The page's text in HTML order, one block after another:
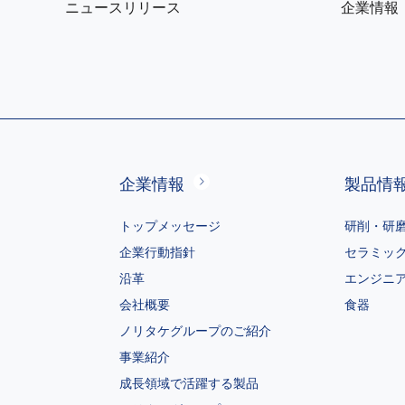
ニュースリリース 企業情報
企業情報
トップメッセージ
企業行動指針
沿革
会社概要
ノリタケグループのご紹介
事業紹介
成長領域で活躍する製品
製品情
研削・研
セラミッ
エンジニ
食器